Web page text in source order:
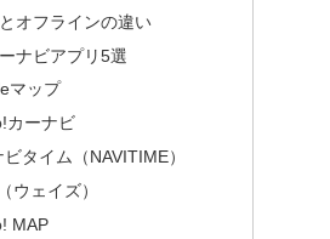
オフラインの違い
ナビアプリ5選
マップ
カーナビ
タイム（NAVITIME）
ウェイズ）
MAP